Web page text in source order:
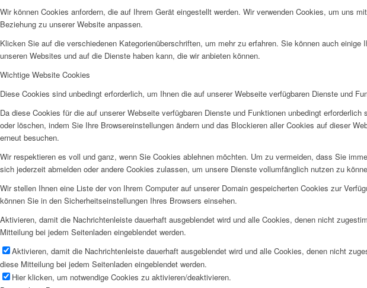
Wir können Cookies anfordern, die auf Ihrem Gerät eingestellt werden. Wir verwenden Cookies, um uns
Beziehung zu unserer Website anpassen.
Klicken Sie auf die verschiedenen Kategorienüberschriften, um mehr zu erfahren. Sie können auch
unseren Websites und auf die Dienste haben kann, die wir anbieten können.
Wichtige Website Cookies
Diese Cookies sind unbedingt erforderlich, um Ihnen die auf unserer Webseite verfügbaren Dienste und
Da diese Cookies für die auf unserer Webseite verfügbaren Dienste und Funktionen unbedingt
oder löschen, indem Sie Ihre Browsereinstellungen ändern und das Blockieren aller Cookies auf dieser
erneut besuchen.
Wir respektieren es voll und ganz, wenn Sie Cookies ablehnen möchten. Um zu vermeiden, dass Sie
sich jederzeit abmelden oder andere Cookies zulassen, um unsere Dienste vollumfänglich nutzen zu
Wir stellen Ihnen eine Liste der von Ihrem Computer auf unserer Domain gespeicherten Cookies zur
können Sie in den Sicherheitseinstellungen Ihres Browsers einsehen.
Aktivieren, damit die Nachrichtenleiste dauerhaft ausgeblendet wird und alle Cookies, denen nicht
Mitteilung bei jedem Seitenladen eingeblendet werden.
Aktivieren, damit die Nachrichtenleiste dauerhaft ausgeblendet wird und alle Cookies, denen nicht
diese Mitteilung bei jedem Seitenladen eingeblendet werden.
Hier klicken, um notwendige Cookies zu aktivieren/deaktivieren.